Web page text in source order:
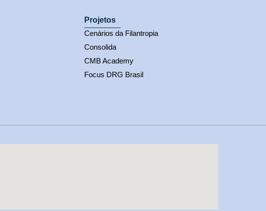
Projetos
Cenários da Filantropia
Consolida
CMB Academy
Focus DRG Brasil